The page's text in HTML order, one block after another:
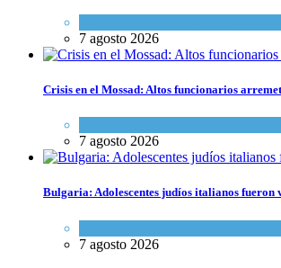
7 agosto 2026
Crisis en el Mossad: Altos funcionarios
7 agosto 2026
Bulgaria: Adolescentes judíos italianos fueron
7 agosto 2026